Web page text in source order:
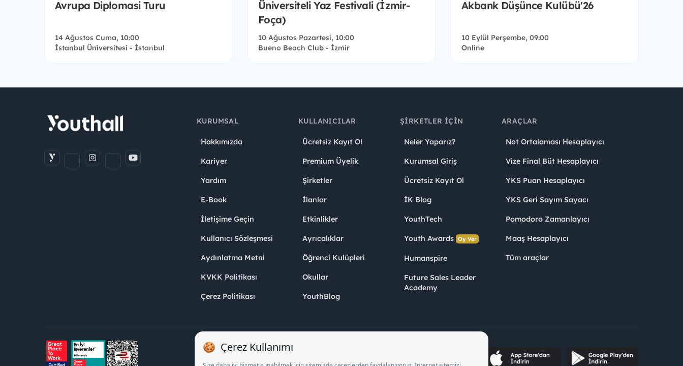
Avrupa Diplomasi Turu
14 Ağustos Cuma, 10:00
İstanbul Üniversitesi - İstanbul
Üniversiteli Yaz Festivali (İzmir-
Foça)
10 Ağustos Pazartesi, 10:00
Bueno Beach Club - İzmir
Akbank Düşünce Kulübü'26
10 Eylül Perşembe, 09:00
Online
KURUMSAL
Hakkımızda
Kariyer
Yardım
E-Book
İletişime Geçin
Kullanıcı Sözleşmesi
Aydınlatma Metni
KVKK Politikası
Çerez Politikası
KULLANICILAR
Ücretsiz Kayıt Ol
Premium Üyelik
Şirketler
İlanlar
Etkinlikler
Ayrıcalıklar
Öğrenci Kulüpleri
Okullar
YouthBlog
ŞIRKETLER İÇIN
Neler Yaparız?
Kurumsal Giriş
Ücretsiz Kayıt Ol
İK Blog
YouthTech
Youth Awards Oy Ver
Humanspire
Future Sales Leader
Academy
ARAÇLAR
Not Ortalaması Hesaplayıcı
Vize Final Büt Hesaplayıcı
YKS Puan Hesaplayıcı
YKS Geri Sayım Sayacı
Pomodoro Zamanlayıcı
Maaş Hesaplayıcı
Tüm araçlar